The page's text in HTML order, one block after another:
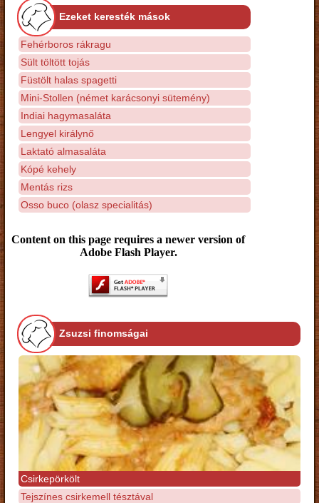
Ezeket keresték mások
Fehérboros rákragu
Sült töltött tojás
Füstölt halas spagetti
Mini-Stollen (német karácsonyi sütemény)
Indiai hagymasaláta
Lengyel királynő
Laktató almasaláta
Kópé kehely
Mentás rizs
Osso buco (olasz specialitás)
Content on this page requires a newer version of
Adobe Flash Player.
Zsuzsi finomságai
Csirkepörkölt
Tejszínes csirkemell tésztával